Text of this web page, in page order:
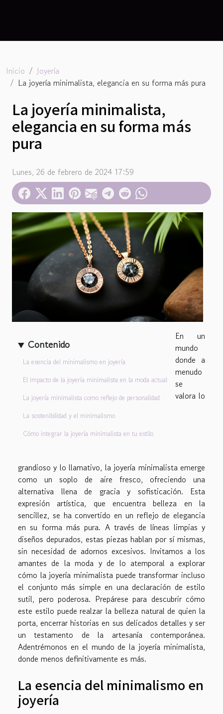
Inicio
Joyería
La joyería minimalista, elegancia en su forma más pura
La joyería minimalista,
elegancia en su forma más
pura
Lunes, 26 de febrero de 2024 17:59
Contenido
La esencia del minimalismo en joyería
El impacto de la joyería minimalista en la moda actual
La joyería minimalista como reflejo de personalidad
La sostenibilidad y el minimalismo
Cómo integrar la joyería minimalista en tu estilo
En un
mundo
donde a
menudo
se
valora lo
grandioso y lo llamativo, la joyería minimalista emerge
como un soplo de aire fresco, ofreciendo una
alternativa llena de gracia y sofisticación. Esta
expresión artística, que encuentra belleza en la
sencillez, se ha convertido en un reflejo de elegancia
en su forma más pura. A través de líneas limpias y
diseños depurados, estas piezas hablan por sí mismas,
sin necesidad de adornos excesivos. Invitamos a los
amantes de la moda y de lo atemporal a explorar
cómo la joyería minimalista puede transformar incluso
el conjunto más simple en una declaración de estilo
sutil, pero poderosa. Prepárese para descubrir cómo
este estilo puede realzar la belleza natural de quien la
porta, encerrar historias en sus delicados detalles y ser
un testamento de la artesanía contemporánea.
Adentrémonos en el mundo de la joyería minimalista,
donde menos definitivamente es más.
La esencia del minimalismo en
joyería